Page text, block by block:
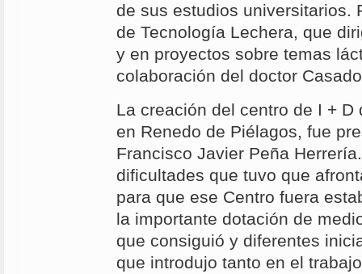
de sus estudios universitarios.
de Tecnología Lechera, que
y en proyectos sobre temas
colaboración del doctor
La creación del centro de I + D
en Renedo de Piélagos, fue
Francisco Javier Peña
dificultades que tuvo que
para que ese Centro fuera
la importante dotación de
que consiguió y diferentes
que introdujo tanto en el